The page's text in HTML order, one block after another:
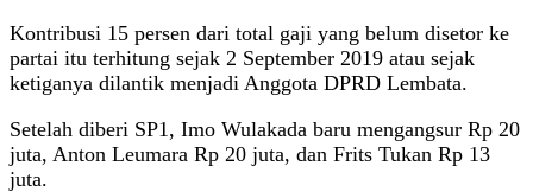
Kontribusi 15 persen dari total gaji yang belum disetor ke
partai itu terhitung sejak 2 September 2019 atau sejak
ketiganya dilantik menjadi Anggota DPRD Lembata.
Setelah diberi SP1, Imo Wulakada baru mengangsur Rp 20
juta, Anton Leumara Rp 20 juta, dan Frits Tukan Rp 13
juta.